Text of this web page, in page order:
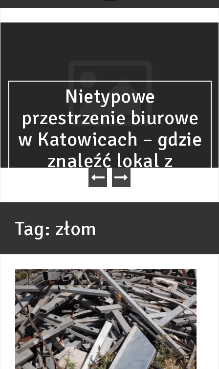
Nietypowe
przestrzenie biurowe
w Katowicach – gdzie
znaleźć lokal z
charakterem?
Tag: złom